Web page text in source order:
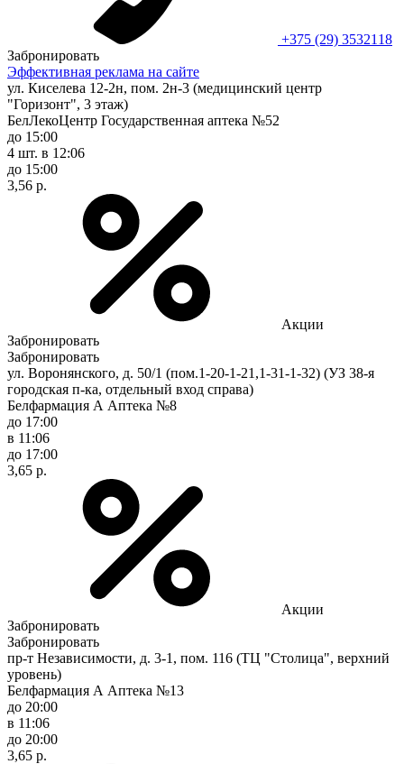
+375 (29) 3532118
Забронировать
Эффективная реклама на сайте
ул. Киселева 12-2н, пом. 2н-3 (медицинский центр
"Горизонт", 3 этаж)
БелЛекоЦентр Государственная аптека №52
до 15:00
4 шт. в 12:06
до 15:00
3,56 р.
Акции
Забронировать
Забронировать
ул. Воронянского, д. 50/1 (пом.1-20-1-21,1-31-1-32) (УЗ 38-я
городская п-ка, отдельный вход справа)
Белфармация А Аптека №8
до 17:00
в 11:06
до 17:00
3,65 р.
Акции
Забронировать
Забронировать
пр-т Независимости, д. 3-1, пом. 116 (ТЦ "Столица", верхний
уровень)
Белфармация А Аптека №13
до 20:00
в 11:06
до 20:00
3,65 р.